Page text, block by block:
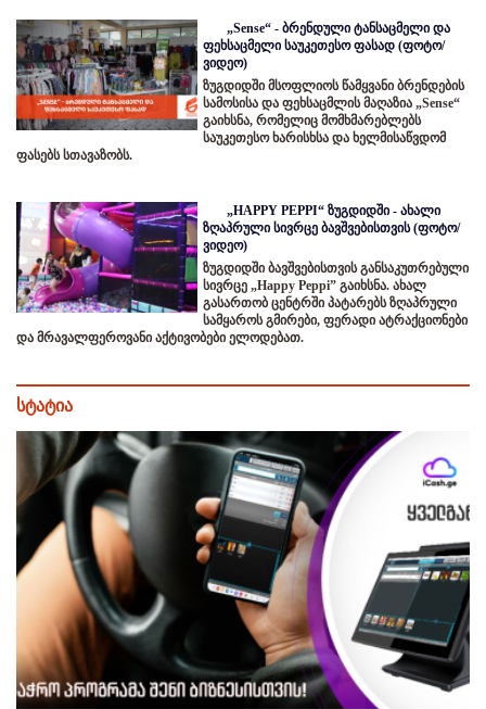
„Sense“ - ბრენდული ტანსაცმელი და
ფეხსაცმელი საუკეთესო ფასად (ფოტო/
ვიდეო)
ზუგდიდში მსოფლიოს წამყვანი ბრენდების
სამოსისა და ფეხსაცმლის მაღაზია „Sense“
გაიხსნა, რომელიც მომხმარებლებს
საუკეთესო ხარისხსა და ხელმისაწვდომ
ფასებს სთავაზობს.
„HAPPY PEPPI“ ზუგდიდში - ახალი
ზღაპრული სივრცე ბავშვებისთვის (ფოტო/
ვიდეო)
ზუგდიდში ბავშვებისთვის განსაკუთრებული
სივრცე „Happy Peppi” გაიხსნა. ახალ
გასართობ ცენტრში პატარებს ზღაპრული
სამყაროს გმირები, ფერადი ატრაქციონები
და მრავალფეროვანი აქტივობები ელოდებათ.
სტატია